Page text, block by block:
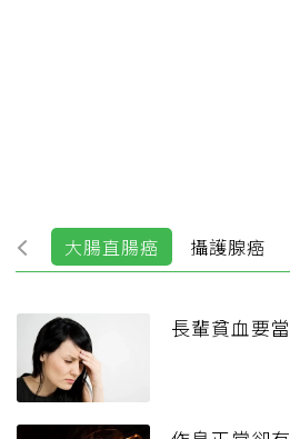
癌 大腸直腸癌 攝護腺癌
長輩貧血要